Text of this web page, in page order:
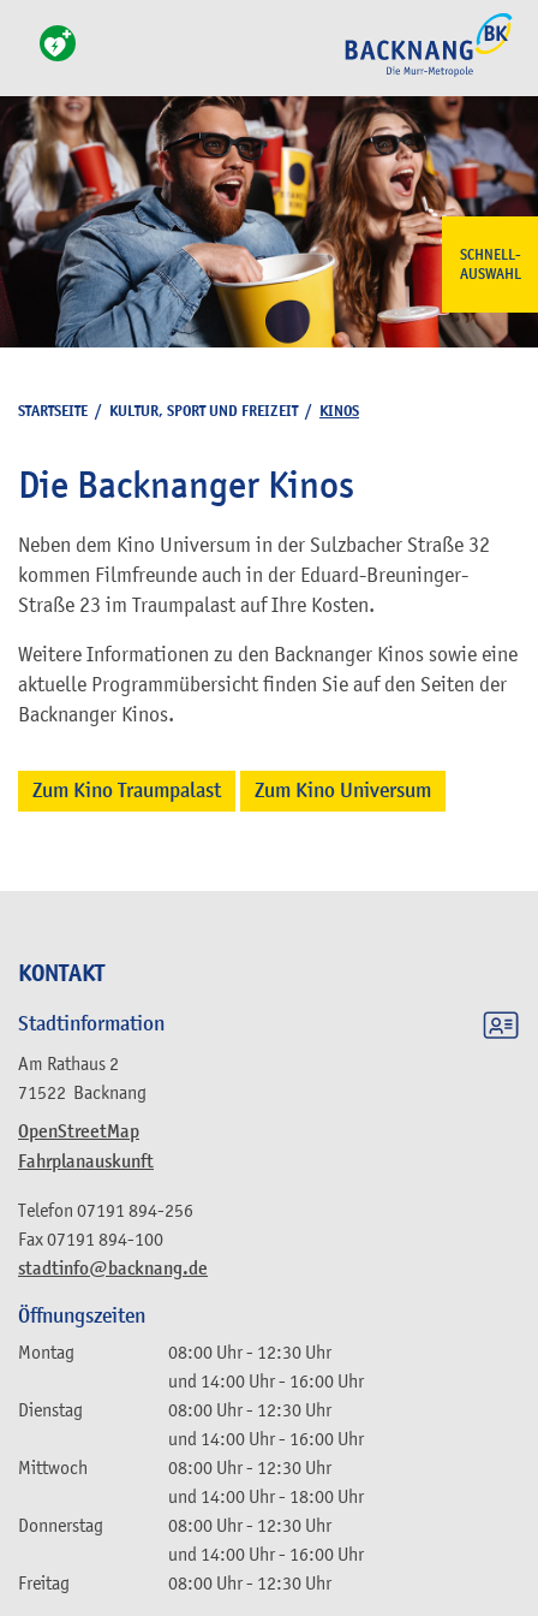
SCHNELL-
AUSWAHL
KONTAKT
Stadtinformation
Am Rathaus 2
71522 Backnang
OpenStreetMap
Fahrplanauskunft
stadtinfo@backnang.de
Telefon 07191 894-256
Fax07191 894-100
Öffnungszeiten
Montag 08:00 Uhr- 12:30 Uhr
und 14:00 Uhr- 16:00 Uhr
Dienstag
08:00 Uhr- 12:30 Uhr
und 14:00 Uhr- 16:00 Uhr
Mittwoch
08:00 Uhr- 12:30 Uhr
und 14:00 Uhr- 18:00 Uhr
Donnerstag
08:00 Uhr- 12:30 Uhr
und 14:00 Uhr- 16:00 Uhr
Freitag
08:00 Uhr- 12:30 Uhr
STARTSEITE / KULTUR, SPORT UND FREIZEIT/ KINOS
Die Backnanger Kinos
Neben dem Kino Universum in der Sulzbacher Straße 32
kommen Filmfreunde auch in der Eduard-Breuninger-
Straße 23 im Traumpalast auf Ihre Kosten.
Weitere Informationen zu den Backnanger Kinos sowie eine
aktuelle Programmübersicht finden Sie auf den Seiten der
Backnanger Kinos.
Zum Kino Traumpalast Zum Kino Universum